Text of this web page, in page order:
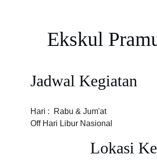
Ekskul
Jadwal Kegiatan
Hari :  Rabu & Jum'at
Off Hari Libur Nasional
Lokasi